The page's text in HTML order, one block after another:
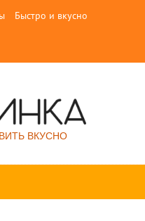
Быстро и вкусно
ВКУСНО